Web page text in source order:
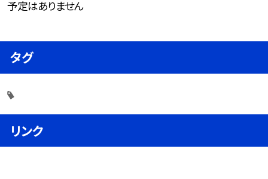
予定はありません
タグ
リンク